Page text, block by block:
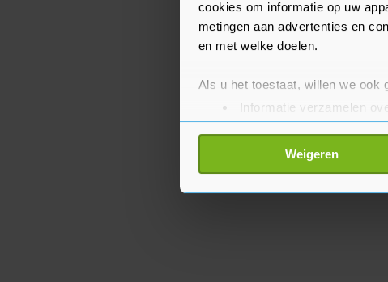
cookies om informatie op uw
metingen aan advertenties en
en met welke doelen.
Als u het toestaat, willen we ook
Informatie verzamelen
Uw apparaat
Lees meer over hoe uw
toestemming op elk moment
Weigeren